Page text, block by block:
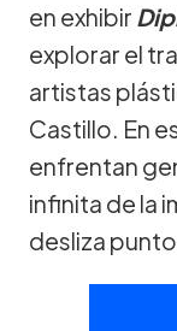
en exhibir
explorar el
artistas
Castillo. En
enfrentan
infinita de la
desliza